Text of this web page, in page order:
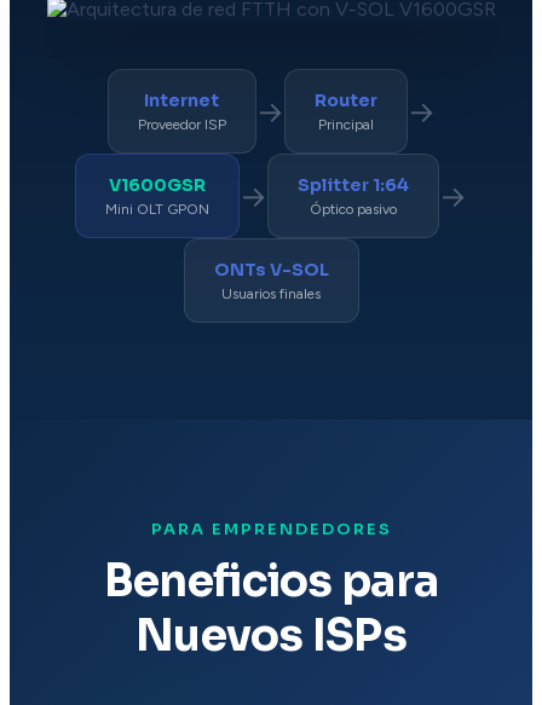
Internet
Proveedor ISP → Router
Principal →
V1600GSR
Mini OLT GPON → Splitter 1:64
Óptico pasivo →
ONTs V-SOL
Usuarios finales
PARA EMPRENDEDORES
Beneficios para
Nuevos ISPs